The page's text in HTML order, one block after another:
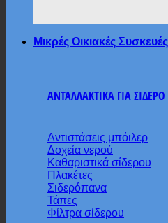
Μικρές Οικιακές Συσκευές
ΑΝΤΑΛΛΑΚΤΙΚΑ ΓΙΑ ΣΙΔΕΡΟ
Αντιστάσεις μπόιλερ
Δοχεία νερού
Καθαριστικά σίδερου
Πλακέτες
Σιδερόπανα
Τάπες
Φίλτρα σίδερου